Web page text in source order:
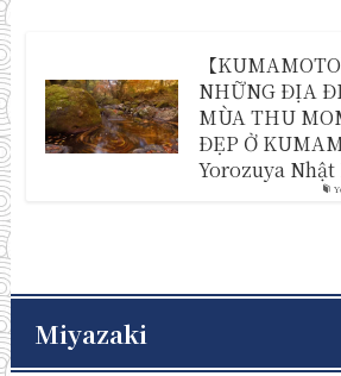
【
NHỮNG ĐỊA
MÙA THU
ĐẸP Ở
Yorozuya Nhật
Miyazaki